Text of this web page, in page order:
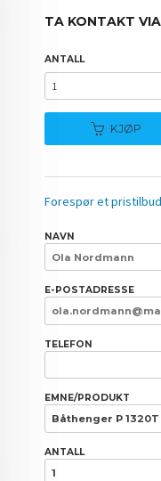
TA KONTAKT
ANTALL
KJØP
Forespør et
NAVN
E-POSTADRESSE
TELEFON
EMNE/PRODUKT
ANTALL